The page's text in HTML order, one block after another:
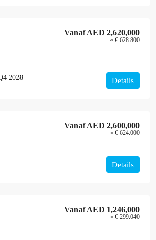
VanafAED 2,620,000
≈ € 628.800
2028 Details
VanafAED 2,600,000
≈ € 624.000
Details
VanafAED 1,246,000
≈ € 299.040